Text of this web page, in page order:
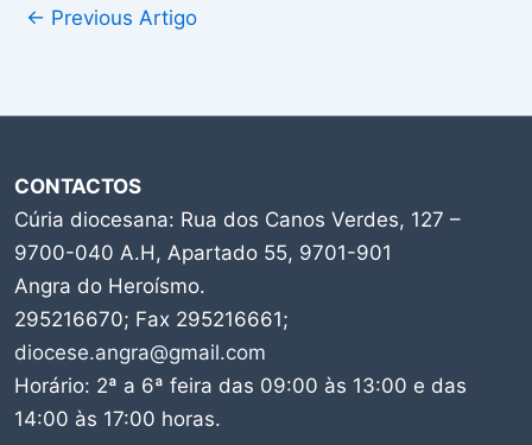
← Previous Artigo
CONTACTOS
Cúria diocesana: Rua dos Canos Verdes, 127 –
9700-040 A.H, Apartado 55, 9701-901
Angra do Heroísmo.
295216670; Fax 295216661;
diocese.angra@gmail.com
Horário: 2ª a 6ª feira das 09:00 às 13:00 e das
14:00 às 17:00 horas.